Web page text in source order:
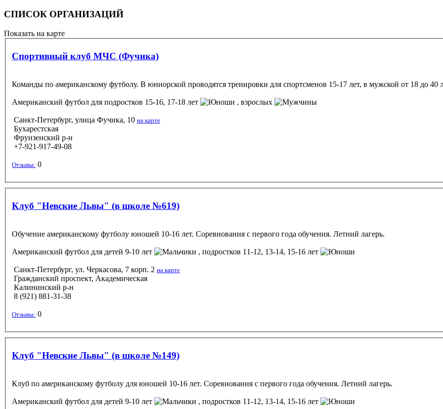
СПИСОК ОРГАНИЗАЦИЙ
Показать на карте
Спортивный клуб МЧС (Фучика)
Команды по американскому футболу. В юниорской проводятся тренировки для спортсменов 15-17 лет, в мужской от 18 до 40
Американский футбол для подростков 15-16, 17-18 лет , взрослых
Санкт-Петербург, улица Фучика, 10 на карте
Бухарестская
Фрунзенский р-н
+7-921-917-49-08
Отзывы: 0
Клуб "Невские Львы" (в школе №619)
Обучение американскому футболу юношей 10-16 лет. Соревнования с первого года обучения. Летний лагерь.
Американский футбол для детей 9-10 лет , подростков 11-12, 13-14, 15-16 лет
Санкт-Петербург, ул. Черкасова, 7 корп. 2 на карте
Гражданский проспект, Академическая
Калининский р-н
8 (921) 881-31-38
Отзывы: 0
Клуб "Невские Львы" (в школе №149)
Клуб по американскому футболу для юношей 10-16 лет. Соревнования с первого года обучения. Летний лагерь.
Американский футбол для детей 9-10 лет , подростков 11-12, 13-14, 15-16 лет